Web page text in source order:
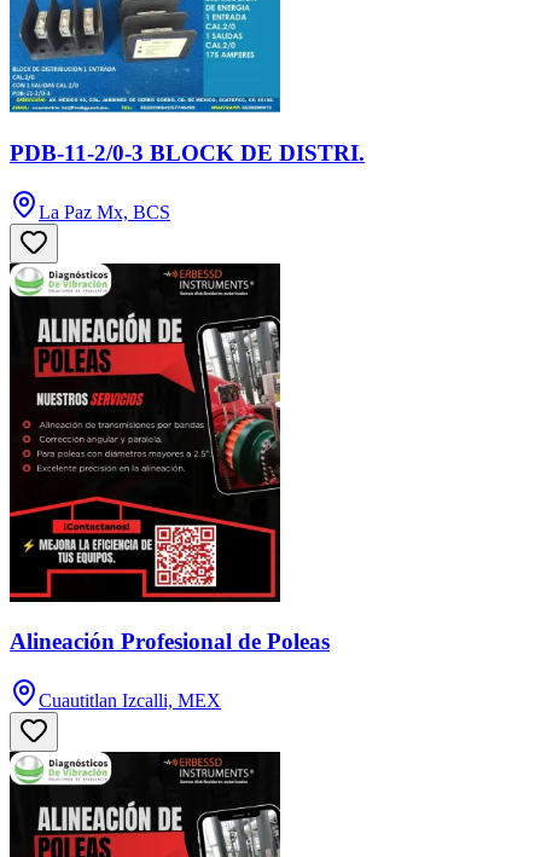
PDB-11-2/0-3 BLOCK DE DISTRI.
La Paz Mx, BCS
Alineación Profesional de Poleas
Cuautitlan Izcalli, MEX